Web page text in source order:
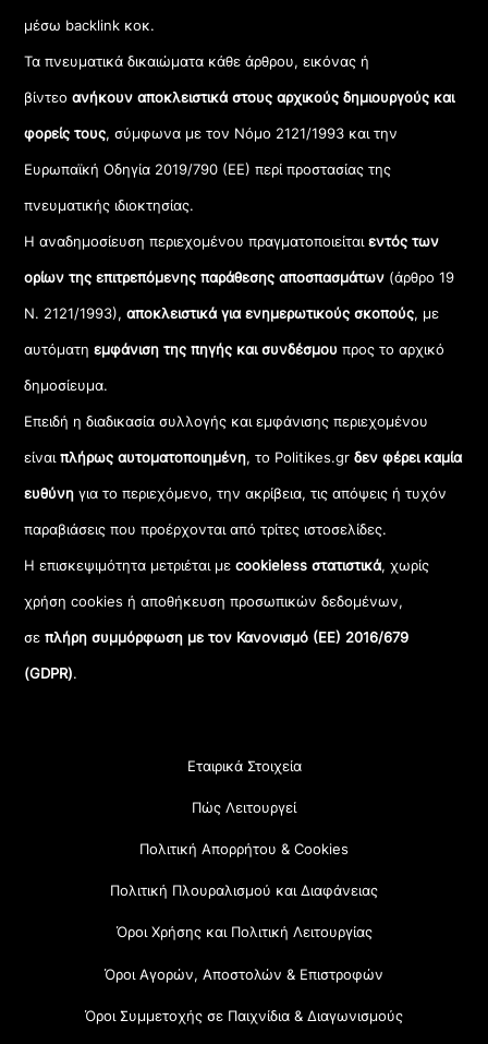
μέσω backlink κοκ.
Τα πνευματικά δικαιώματα κάθε άρθρου, εικόνας ή
βίντεοανήκουν αποκλειστικά στους αρχικούς δημιουργούς και
φορείς τους, σύμφωνα με τον Νόμο 2121/1993 και την
Ευρωπαϊκή Οδηγία 2019/790 (ΕΕ) περί προστασίας της
πνευματικής ιδιοκτησίας.
Η αναδημοσίευση περιεχομένου πραγματοποιείταιεντός των
ορίων της επιτρεπόμενης παράθεσης αποσπασμάτων (άρθρο 19
Ν. 2121/1993), αποκλειστικά για ενημερωτικούς σκοπούς, με
αυτόματηεμφάνιση της πηγής και συνδέσμου προς το αρχικό
δημοσίευμα.
Επειδή η διαδικασία συλλογής και εμφάνισης περιεχομένου
είναιπλήρως αυτοματοποιημένη, το Politikes.grδεν φέρει καμία
ευθύνη για το περιεχόμενο, την ακρίβεια, τις απόψεις ή τυχόν
παραβιάσεις που προέρχονται από τρίτες ιστοσελίδες.
Η επισκεψιμότητα μετριέται μεcookieless στατιστικά, χωρίς
χρήση cookies ή αποθήκευση προσωπικών δεδομένων,
σεπλήρη συμμόρφωση με τον Κανονισμό (ΕΕ) 2016/679
(GDPR).
Εταιρικά Στοιχεία
Πώς Λειτουργεί
Πολιτική Απορρήτου & Cookies
Πολιτική Πλουραλισμού και Διαφάνειας
Όροι Χρήσης και Πολιτική Λειτουργίας
Όροι Αγορών, Αποστολών & Επιστροφών
Όροι Συμμετοχής σε Παιχνίδια & Διαγωνισμούς